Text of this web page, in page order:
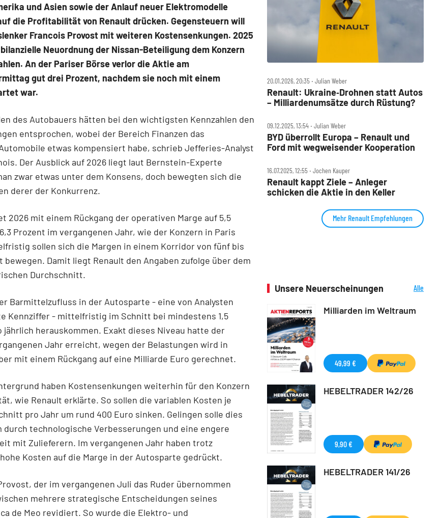
und Asien sowie der Anlauf neuer Elektromodelle
die Profitabilität von Renaultdrücken. Gegensteuern will
Francois Provost mit weiteren Kostensenkungen. 2025
Neuordnung der Nissan-Beteiligung dem Konzern
An der Pariser Börse verlor die Aktie am
gut drei Prozent, nachdem sie noch mit einem
war.
des Autobauers hätten bei den wichtigsten Kennzahlen den
entsprochen, wobei der Bereich Finanzen das
etwas kompensiert habe, schrieb Jefferies-Analyst
Der Ausblick auf 2026 liegt laut Bernstein-Experte
zwar etwas unter dem Konsens, doch bewegten sich die
derer der Konkurrenz.
2026 mit einem Rückgang der operativen Marge auf 5,5
Prozent im vergangenen Jahr, wie der Konzern in Paris
sollen sich die Margen in einem Korridor von fünf bis
bewegen. Damit liegt Renault den Angaben zufolge über dem
Durchschnitt.
Barmittelzufluss in der Autosparte - eine von Analysten
Kennziffer - mittelfristig im Schnitt bei mindestens 1,5
jährlich herauskommen. Exakt dieses Niveau hatte der
Jahr erreicht, wegen der Belastungen wird in
mit einem Rückgang auf eine Milliarde Euro gerechnet.
haben Kostensenkungen weiterhin für den Konzern
wie Renault erklärte. So sollen die variablen Kosten je
pro Jahr um rund 400 Euro sinken. Gelingen solle dies
durch technologische Verbesserungen und eine engere
mit Zulieferern. Im vergangenen Jahr haben trotz
Kosten auf die Marge in der Autosparte gedrückt.
der im vergangenen Juli das Ruder übernommen
mehrere strategische Entscheidungen seines
de Meo revidiert. So wurde die Elektro- und
20.01.2026, 20:35 ‧ Julian Weber
Renault: Ukraine‑Drohnen statt Autos
– Milliardenumsätze durch Rüstung?
09.12.2025, 13:54 ‧ Julian Weber
BYD überrollt Europa – Renault und
Ford mit wegweisender Kooperation
16.07.2025, 12:55 ‧ Jochen Kauper
Renault kappt Ziele – Anleger
schicken die Aktie in den Keller
Mehr Renault Empfehlungen
Unsere Neuerscheinungen
Alle
Milliarden im Weltraum
49,99 €
HEBELTRADER 142/26
9,90 €
HEBELTRADER 141/26